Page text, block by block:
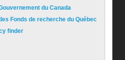
du Canada
Fonds de recherche du Québec
finder